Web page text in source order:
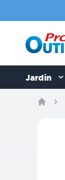
Jardin